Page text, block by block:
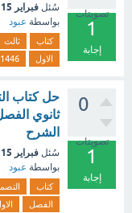
تصويتات
1
إجابة
سُئل فبراير 15
بواسطة عبود
كتاب ثالث
الاول
1446
0
تصويتات
1
إجابة
حل كتاب
الشرح
سُئل فبراير 15
بواسطة عبود
كتاب
الفصل